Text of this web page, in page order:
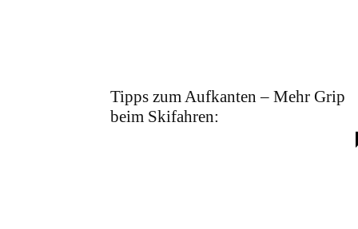
Tipps zum Aufkanten – Mehr Grip
beim Skifahren: